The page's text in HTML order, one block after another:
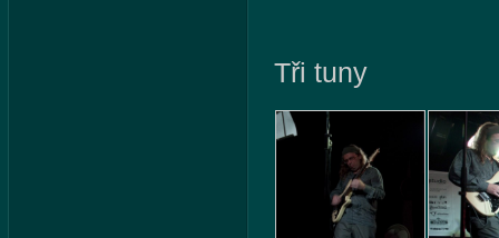
Tři tuny